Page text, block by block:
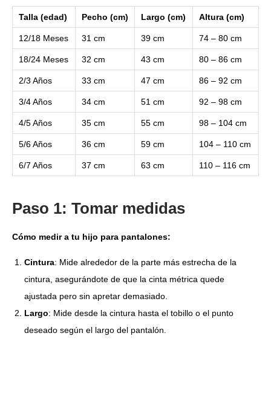
Talla (edad) Pecho (cm) Largo (cm) Altura (cm)
12/18 Meses 31 cm 39 cm 74 – 80 cm
18/24 Meses 32 cm 43 cm 80 – 86 cm
2/3 Años 33 cm 47 cm 86 – 92 cm
3/4 Años 34 cm 51 cm 92 – 98 cm
4/5 Años 35 cm 55 cm 98 – 104 cm
5/6 Años 36 cm 59 cm 104 – 110 cm
6/7 Años 37 cm 63 cm 110 – 116 cm
Paso 1: Tomar medidas
Cómo medir a tu hijo para pantalones:
Cintura: Mide alrededor de la parte más estrecha de la
cintura, asegurándote de que la cinta métrica quede
ajustada pero sin apretar demasiado.
Largo: Mide desde la cintura hasta el tobillo o el punto
deseado según el largo del pantalón.